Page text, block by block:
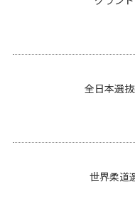
全日本選
世界柔道